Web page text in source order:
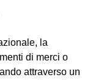
la
di merci o
attraverso un